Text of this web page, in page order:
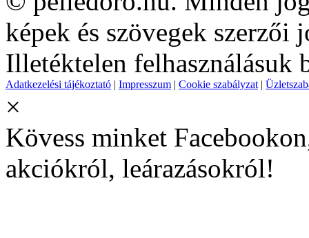
képek és szövegek szerzői
Illetéktelen felhasználásuk
Adatkezelési tájékoztató | Impresszum | Cookie szabályzat |
×
Kövess minket
akciókról, leárazásokról!